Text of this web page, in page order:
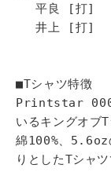
平良 [打]
井上 [打]
■Tシャツ特徴
Printstar
いるキングオブT
綿100%、5.6oz
りとしたTシャツ